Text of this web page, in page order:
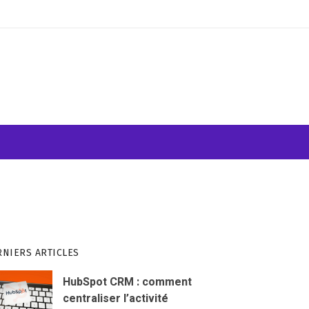
ARTICLES
HubSpot CRM : comment
centraliser l’activité